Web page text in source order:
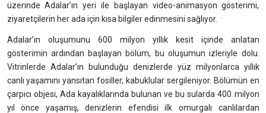
üzerinde Adalar’ın yeri ile başlayan video-animasyon gösterimi,
ziyaretçilerin her ada için kısa bilgiler edinmesini sağlıyor.
Adalar’ın oluşumunu 600 milyon yıllık kesit içinde anlatan
gösterimin ardından başlayan bölüm, bu oluşumun izleriyle dolu.
Vitrinlerde Adalar’ın bulunduğu denizlerde yüz milyonlarca yıllık
canlı yaşamını yansıtan fosiller, kabuklular sergileniyor. Bölümün en
çarpıcı objesi, Ada kayalıklarında bulunan ve bu sularda 400 milyon
yıl önce yaşamış, denizlerin efendisi ilk omurgalı canlılardan